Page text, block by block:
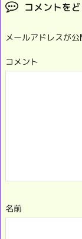
コメントを
メールアドレスが公
コメント
名前